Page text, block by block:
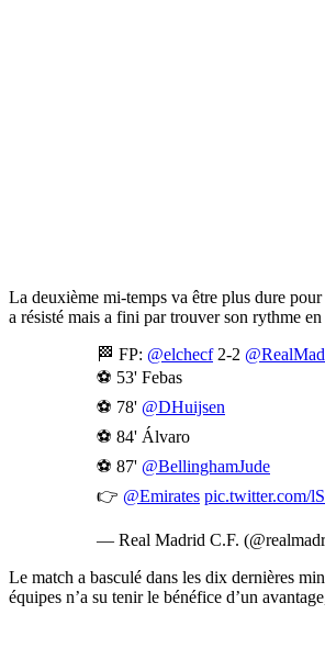
La deuxième mi-temps va être plus dure
a résisté mais a fini par trouver son rythme
🏁 FP: @elchecf2-2
⚽ 53' Febas
⚽ 78' @DHuijsen
⚽ 84' Álvaro
⚽ 87' @BellinghamJude
👉 @Emirates pic.twitter.com/
— Real Madrid C.F.
Le match a basculé dans les dix dernières
équipes n’a su tenir le bénéfice d’un